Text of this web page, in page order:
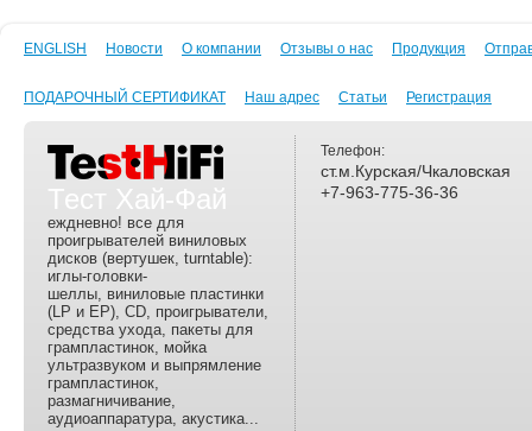
ENGLISH Новости О компании Отзывы о нас Продукция
ПОДАРОЧНЫЙ СЕРТИФИКАТ Наш адрес Статьи Регистрация
Тест Хай-Фай
еждневно! все для
проигрывателей виниловых
дисков (вертушек, turntable):
иглы-головки-
шеллы, виниловые пластинки
(LP и EP), CD, проигрыватели,
средства ухода, пакеты для
грампластинок, мойка
ультразвуком и выпрямление
грампластинок,
размагничивание,
аудиоаппаратура, акустика...
Телефон:
ст.м.Курская/Чкаловская
+7-963-775-36-36